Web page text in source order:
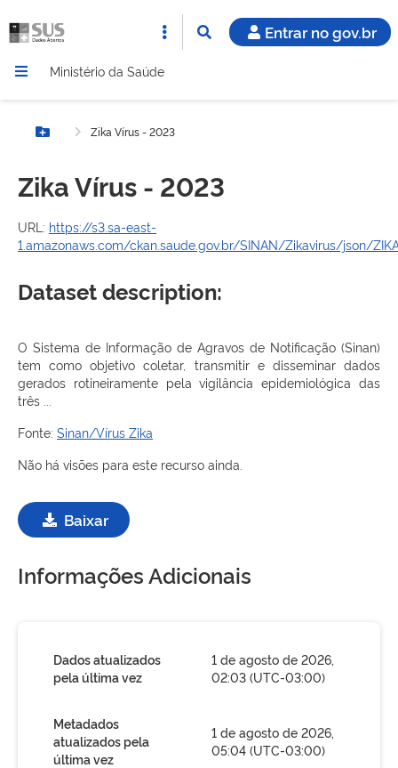
Entrar no gov.br
Ministério da Saúde
Botão MenuZika Vírus - 2023
Zika Vírus - 2023
URL: https://s3.sa-east-
1.amazonaws.com/ckan.saude.gov.br/SINAN/Zikavirus/json/
Dataset description:
O Sistema de Informação de Agravos de Notificação (Sinan)
tem como objetivo coletar, transmitir e disseminar dados
gerados rotineiramente pela vigilância epidemiológica das
três ...
Fonte: Sinan/Vírus Zika
Não há visões para este recurso ainda.
Baixar
Informações Adicionais
Dados atualizados
pela última vez
1 de agosto de 2026,
02:03 (UTC-03:00)
Metadados
atualizados pela
última vez
1 de agosto de 2026,
05:04 (UTC-03:00)